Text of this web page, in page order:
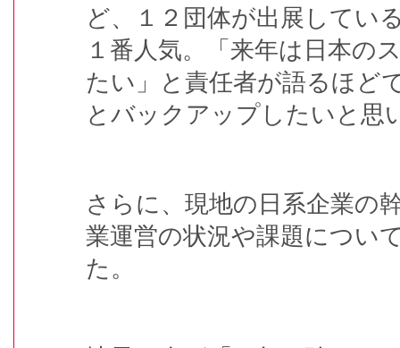
ど、１２団体が出展してい
１番人気。「来年は日本の
たい」と責任者が語るほど
とバックアップしたいと思
さらに、現地の日系企業の
業運営の状況や課題につい
た。